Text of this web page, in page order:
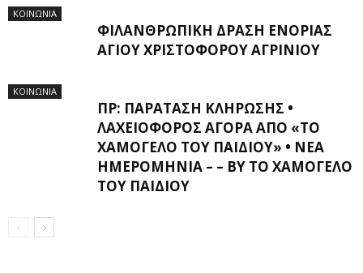
ΚΟΙΝΩΝΙΑ
ΦΙΛΑΝΘΡΩΠΙΚΉ ΔΡΆΣΗ ΕΝΟΡΊΑΣ
ΑΓΊΟΥ ΧΡΙΣΤΟΦΌΡΟΥ ΑΓΡΙΝΊΟΥ
ΚΟΙΝΩΝΙΑ
ΠΡ: ΠΑΡΆΤΑΣΗ ΚΛΉΡΩΣΗΣ •
ΛΑΧΕΙΟΦΌΡΟΣ ΑΓΟΡΆ ΑΠΌ «ΤΟ
ΧΑΜΌΓΕΛΟ ΤΟΥ ΠΑΙΔΙΟΎ» • ΝΈΑ
ΗΜΕΡΟΜΗΝΊΑ – – BY ΤΟ ΧΑΜΌΓΕΛΟ
ΤΟΥ ΠΑΙΔΙΟΎ